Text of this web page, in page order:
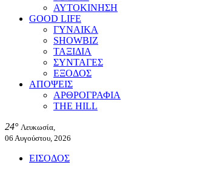
ΑΥΤΟΚΙΝΗΣΗ
GOOD LIFE
ΓΥΝΑΙΚΑ
SHOWBIZ
ΤΑΞΙΔΙΑ
ΣΥΝΤΑΓΕΣ
ΕΞΟΔΟΣ
ΑΠΟΨΕΙΣ
ΑΡΘΡΟΓΡΑΦΙΑ
THE HILL
24° Λευκωσία,
06 Αυγούστου, 2026
ΕΙΣΟΔΟΣ